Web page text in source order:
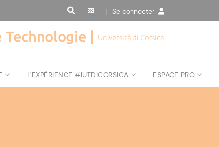
| Se connecter
| Università di Corsica
L'EXPÉRIENCE #IUTDICORSICA ESPACE PRO